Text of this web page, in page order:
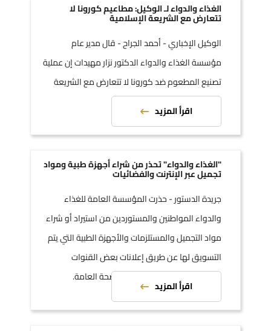
الغذاء والدواء لـ الوكيل: مطاعيم كورونا لا
تتعارض مع الشريعة الإسلامية
الوكيل الإخباري - أحمد الجراح - قال مدير عام
مؤسسة الغذاء والدواء الدكتور نزار مهيدات إن عملية
تصنيع المطعوم ضد كورونا لا تتعارض مع الشريعة
الإسلامية.
اقرأ المزيد
"الغذاء والدواء" تحذر من شراء أجهزة طبية ومواد
تجميل عبر الإنترنت والفضائيات
جريدة الدستور - حذرت المؤسسة العامة للغذاء
والدواء المواطنين والمستوردين من استيراد أو شراء
مواد التجميل والمستلزمات والأجهزة الطبية التي يتم
التسويق لها عن طريق إعلانات بعض القنوات
الفضائية او الانترنت حرصا على الصحة العامة.
اقرأ المزيد